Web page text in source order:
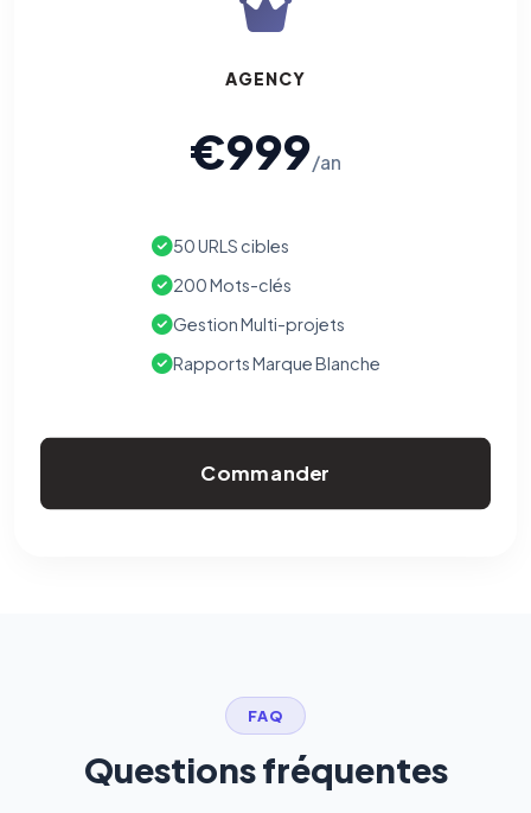
AGENCY
€999/an
50 URLS cibles
200 Mots-clés
Gestion Multi-projets
Rapports Marque Blanche
Commander
FAQ
Questions fréquentes